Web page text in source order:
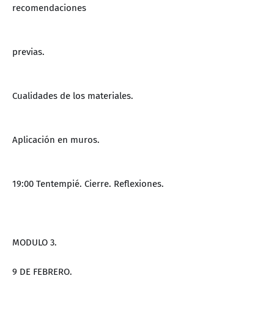
recomendaciones
previas.
Cualidades de los materiales.
Aplicación en muros.
19:00 Tentempié. Cierre. Reflexiones.
MODULO 3.
9 DE FEBRERO.